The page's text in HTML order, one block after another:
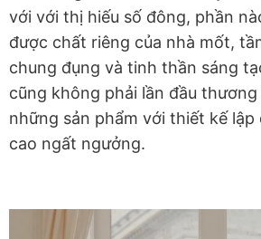
với với thị hiếu số đông, phần
được chất riêng của nhà mốt,
chung đụng và tinh thần sáng
cũng không phải lần đầu thương
những sản phẩm với thiết kế lập
cao ngất ngưởng.